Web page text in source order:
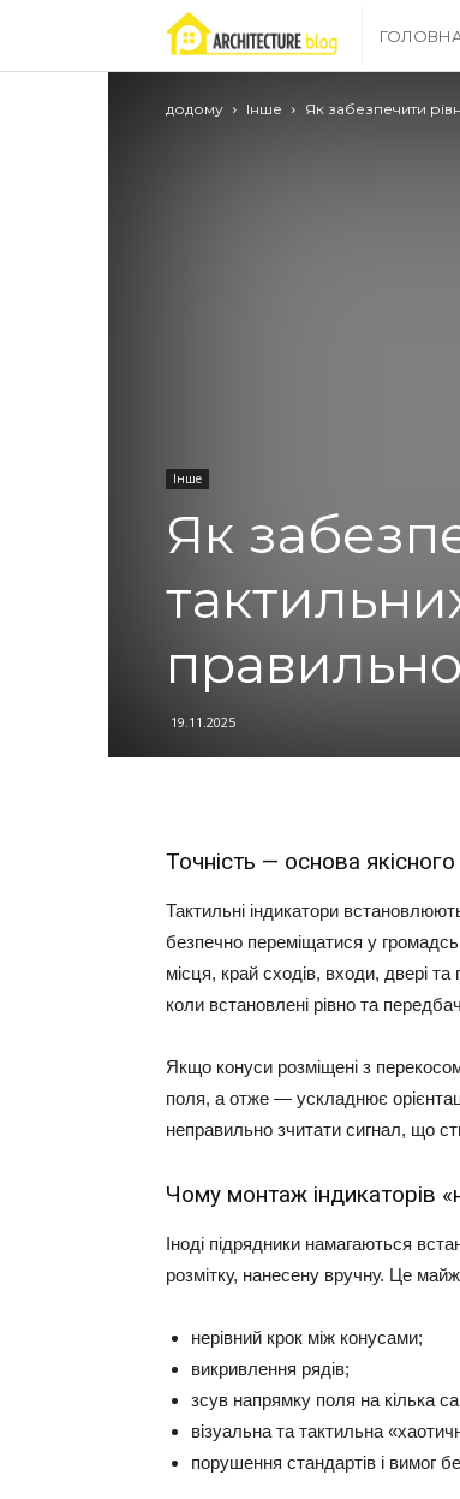
Archgrid
–
додому Інше Як забезпечити
Інше
Як
19.11.2025
Точність — основа
Тактильні індикатори
безпечно переміщатися у
місця, край сходів, входи, двері
коли встановлені рівно та
Якщо конуси розміщені з
поля, а отже — ускладнює
неправильно зчитати сигнал, що
Чому монтаж індикаторів
Іноді підрядники намагаються
розмітку, нанесену вручну. Це
нерівний крок між конусами;
викривлення рядів;
зсув напрямку поля на кілька
візуальна та тактильна
порушення стандартів і вимог